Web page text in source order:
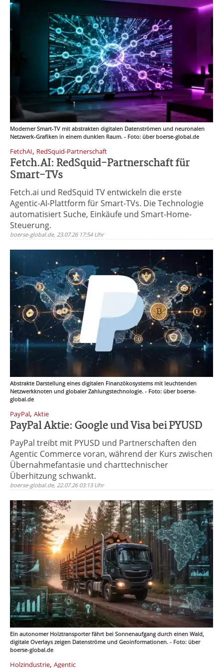
Moderner Smart-TV mit abstrakten digitalen Datenströmen und neuronalen
Netzwerk-Grafiken in einem dunklen Raum. - Foto: über boerse-global.de
FetchAI, RedSquid-Partnerschaft
Fetch.AI: RedSquid-Partnerschaft für
Smart-TVs
Fetch.ai und RedSquid TV entwickeln die erste
Agentic-AI-Plattform für Smart-TVs. Die Technologie
automatisiert Suche, Einkäufe und Smart-Home-
Steuerung.
boerse-global.de, 23.07.26 17:54 Uhr
Abstrakte Darstellung eines digitalen Finanzökosystems mit leuchtenden
Netzwerkknoten und globaler Zahlungstechnologie. - Foto: über boerse-
global.de
PayPal, Aktie
PayPal Aktie: Google und Visa bei PYUSD
PayPal treibt mit PYUSD und Partnerschaften den
Agentic Commerce voran, während der Kurs zwischen
Übernahmefantasie und charttechnischer
Überhitzung schwankt.
boerse-global.de, 22.07.26 03:13 Uhr
Ein autonomer Holztransporter fährt bei Sonnenaufgang durch einen Wald,
digitale Overlays zeigen Datenströme und Geoinformationen. - Foto: über
boerse-global.de
Holzindustrie, Agentic